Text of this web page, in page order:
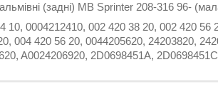
(задні) MB Sprinter 208-316 96-
10, 0004212410, 002 420 38 20, 002 420
004 420 56 20, 0044205620, 24203820,
A0024206920, 2D0698451A,